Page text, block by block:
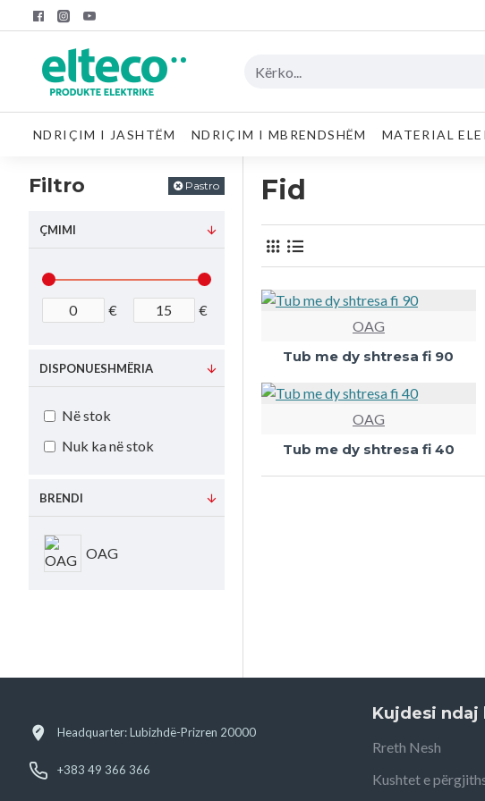
NDRIÇIM I JASHTËM NDRIÇIM I MBRENDSHËM MATERIAL
Filtro Pastro
ÇMIMI
€ €
BRENDI
OAG
DISPONUESHMËRIA
Në stok
Nuk ka në stok
Fid
OAG
Tub me dy shtresa fi 90
OAG
Tub me dy shtresa fi 40
Headquarter: Lubizhdë-Prizren 20000
+383 49 366 366
Kujdesi
Rreth Nesh
Kushtet e